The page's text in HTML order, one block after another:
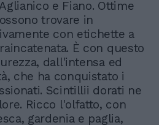
e Fiano. Ottime
trovare in
con etichette a
È con questo
dall'intensa ed
che ha conquistato i
Scintillii dorati ne
Ricco l'olfatto, con
gardenia e paglia,